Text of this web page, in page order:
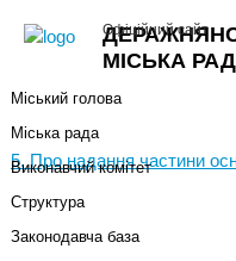
МІСЬКА
Офіційний сайт
+
5. Про надання частини
Міська влада
Міський голова
Міська рада
Виконавчий комітет
Структура
Законодавча база